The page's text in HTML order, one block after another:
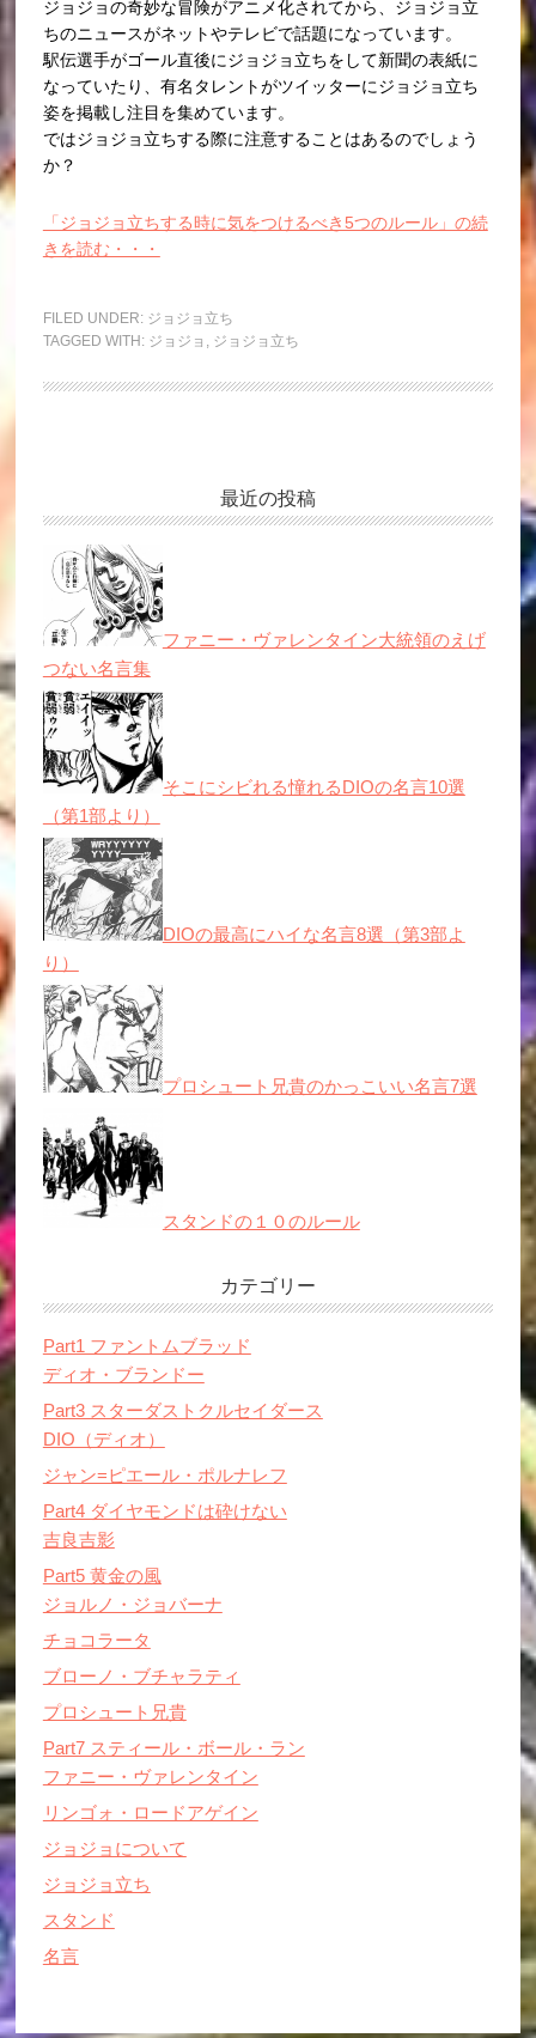
ジョジョの奇妙な冒険がアニメ化されてから、ジョジョ立
ちのニュースがネットやテレビで話題になっています。
駅伝選手がゴール直後にジョジョ立ちをして新聞の表紙に
なっていたり、有名タレントがツイッターにジョジョ立ち
姿を掲載し注目を集めています。
ではジョジョ立ちする際に注意することはあるのでしょう
か？
「ジョジョ立ちする時に気をつけるべき5つのルール」の続
きを読む・・・
FILED UNDER: ジョジョ立ち
TAGGED WITH: ジョジョ ジョジョ立ち
最近の投稿
ファニー・ヴァレンタイン大統領のえげ
つない名言集
そこにシビれる憧れるDIOの名言10選
（第1部より）
DIOの最高にハイな名言8選（第3部よ
り）
プロシュート兄貴のかっこいい名言7選
スタンドの１０のルール
カテゴリー
Part1 ファントムブラッド
ディオ・ブランドー
Part3 スターダストクルセイダース
DIO（ディオ）
ジャン=ピエール・ポルナレフ
Part4 ダイヤモンドは砕けない
吉良吉影
Part5 黄金の風
ジョルノ・ジョバーナ
チョコラータ
ブローノ・ブチャラティ
プロシュート兄貴
Part7 スティール・ボール・ラン
ファニー・ヴァレンタイン
リンゴォ・ロードアゲイン
ジョジョについて
ジョジョ立ち
スタンド
名言